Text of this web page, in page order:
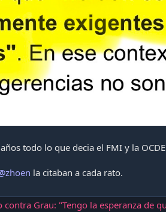
todo lo que decia el FMI y la
la citaban a cada rato.
Grau: "Tengo la esperanza de que la Cámara